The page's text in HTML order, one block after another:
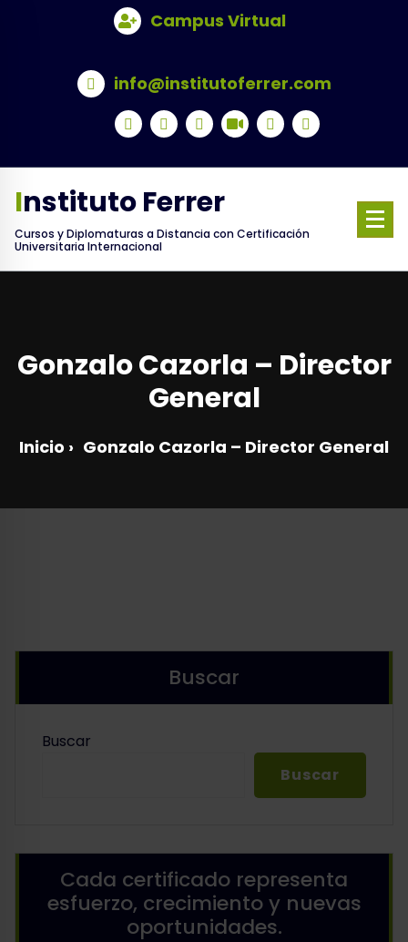
Campus Virtual
info@institutoferrer.com
Instituto Ferrer
Cursos y Diplomaturas a Distancia con Certificación
Universitaria Internacional
Gonzalo Cazorla – Director
General
Inicio › Gonzalo Cazorla – Director General
Buscar
Buscar
Buscar
Cada certificado representa
esfuerzo, crecimiento y nuevas
oportunidades.